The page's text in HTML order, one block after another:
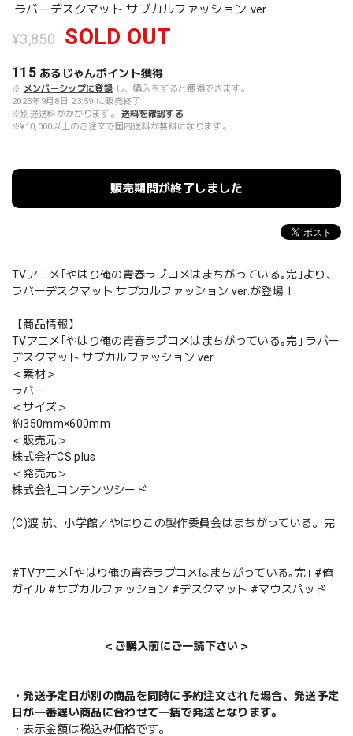
ラバーデスクマット サブカルファッション ver.
¥3,850 SOLD OUT
115 あるじゃんポイント獲得
※ メンバーシップに登録 し、購入をすると獲得できます。
2025年9月8日 23:59 に販売終了
※別途送料がかかります。
送料を確認する
※¥10,000以上のご注文で国内送料が無料になります。
販売期間が終了しました
TVアニメ｢やはり俺の青春ラブコメはまちがっている｡完｣より、
ラバーデスクマット サブカルファッション ver.が登場！
【商品情報】
TVアニメ｢やはり俺の青春ラブコメはまちがっている｡完｣ ラバー
デスクマット サブカルファッション ver.
＜素材＞
ラバー
＜サイズ＞
約350mm×600mm
＜販売元＞
株式会社CS plus
＜発売元＞
株式会社コンテンツシード
(C)渡 航、小学館／やはりこの製作委員会はまちがっている。完
#TVアニメ｢やはり俺の青春ラブコメはまちがっている｡完｣ #俺
ガイル #サブカルファッション #デスクマット #マウスパッド
＜ご購入前にご一読下さい＞
・発送予定日が別の商品を同時に予約注文された場合、発送予定
日が一番遅い商品に合わせて一括で発送となります。
・表示金額は税込み価格です。